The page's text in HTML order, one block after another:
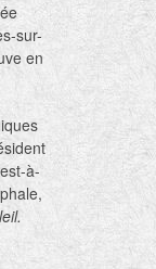
sur-
en
à-